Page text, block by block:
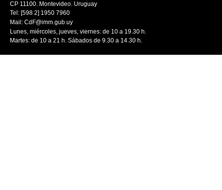
CP 11100. Montevideo. Uruguay
Tel: [598 2] 1950 7960
Mail: CdF@imm.gub.uy
Lunes, miércoles, jueves, viernes: de 10 a 19.30 h.
Martes: de 10 a 21 h. Sábados de 9.30 a 14.30 h.